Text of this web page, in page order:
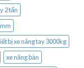
2 tấn
bị xe nâng tay 3000kg
xe nâng bàn